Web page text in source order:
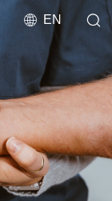
EN